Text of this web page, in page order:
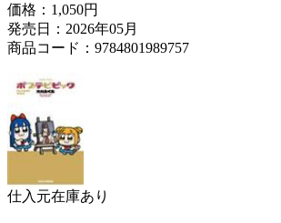
価格： 1,050円
発売日：2026年05月
商品コード：9784801989757
仕入元在庫あり